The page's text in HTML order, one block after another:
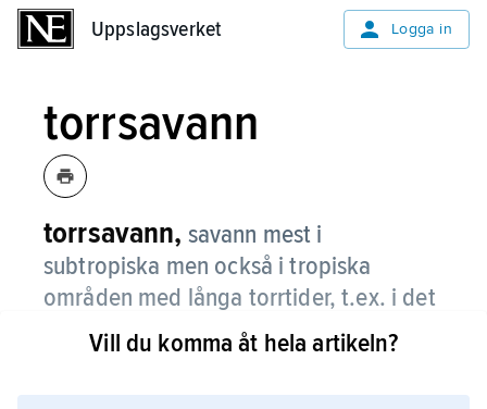
Uppslagsverket Logga in
torrsavann
torrsavann, savann mest i
subtropiska men också i tropiska
områden med långa torrtider, t.ex. i det
inre av Brasilien.
Vill du komma åt hela artikeln?